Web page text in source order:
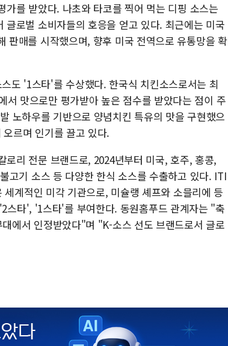
를 받았다. 나초와 타코를 찍어 먹는 디핑 소스는
로벌 소비자들의 호응을 얻고 있다. 최근에는 미국
판매를 시작했으며, 향후 미국 전역으로 유통망을 확
도 '1스타'를 수상했다. 한국식 치킨소스로서는 최
맛으로만 평가받아 높은 점수를 받았다는 점이 주
노하우를 기반으로 양념치킨 특유의 맛을 구현했으
르며 인기를 끌고 있다.
로리 전문 브랜드로, 2024년부터 미국, 호주, 홍콩,
고기 소스 등 다양한 한식 소스를 수출하고 있다. ITI
계적인 미각 기관으로, 미슐랭 셰프와 소믈리에 등
스타', '1스타'를 부여한다. 동원홈푸드 관계자는 "축
에서 인정받았다"며 "K-소스 선도 브랜드로서 글로